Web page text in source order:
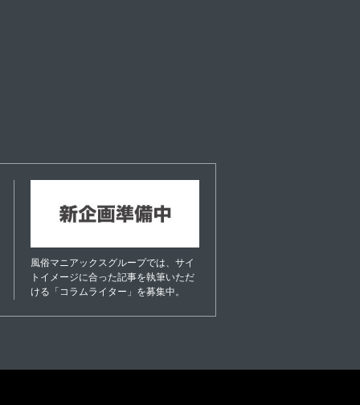
風俗マニアックスグループでは、サイ
トイメージに合った記事を執筆いただ
ける「コラムライター」を募集中。